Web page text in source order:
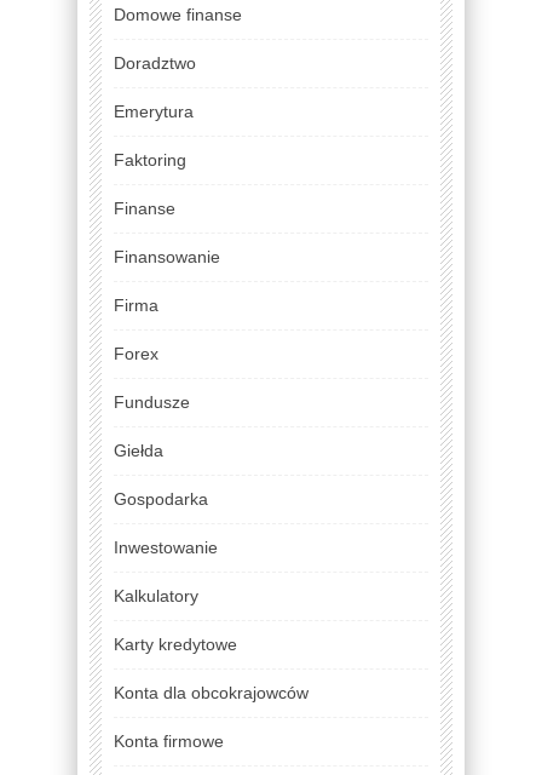
Domowe finanse
Doradztwo
Emerytura
Faktoring
Finanse
Finansowanie
Firma
Forex
Fundusze
Giełda
Gospodarka
Inwestowanie
Kalkulatory
Karty kredytowe
Konta dla obcokrajowców
Konta firmowe